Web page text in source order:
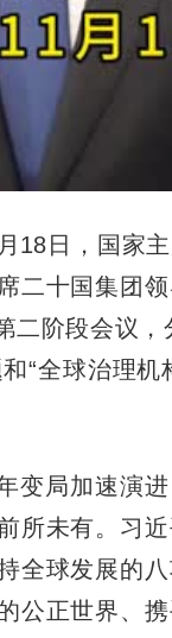
日，国家主
二十国集团
二阶段会议，
“全球治理机
局加速演进
所未有。习
全球发展的
公正世界、